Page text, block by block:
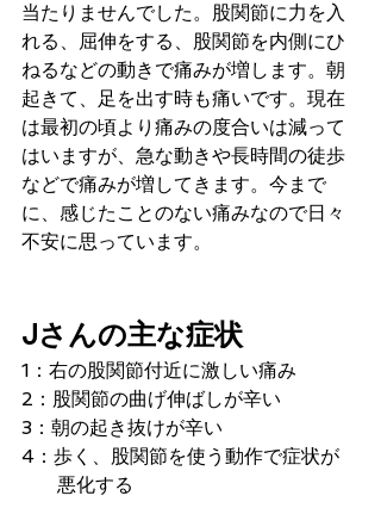
当たりませんでした。股関節に力を入
れる、屈伸をする、股関節を内側にひ
ねるなどの動きで痛みが増します。朝
起きて、足を出す時も痛いです。現在
は最初の頃より痛みの度合いは減って
はいますが、急な動きや長時間の徒歩
などで痛みが増してきます。今まで
に、感じたことのない痛みなので日々
不安に思っています。
Jさんの主な症状
1：右の股関節付近に激しい痛み
2：股関節の曲げ伸ばしが辛い
3：朝の起き抜けが辛い
4：歩く、股関節を使う動作で症状が
      悪化する